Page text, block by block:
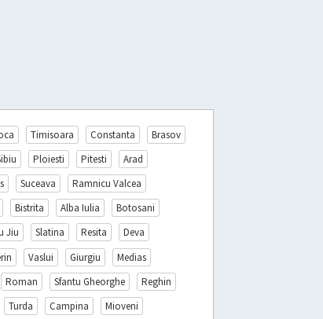
Timisoara Constanta
Brasov
Ploiesti Pitesti
Arad
Suceava
Ramnicu Valcea
Bistrita Alba Iulia
Botosani
Jiu Slatina Resita
Deva
Vaslui Giurgiu
Medias
Roman Sfantu Gheorghe
Reghin
Turda Campina Mioveni